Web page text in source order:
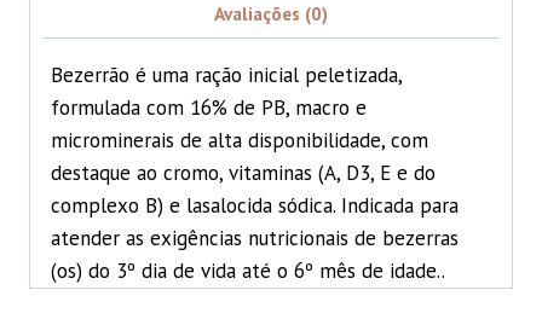
Avaliações (0)
Bezerrão é uma ração inicial peletizada,
formulada com 16% de PB, macro e
microminerais de alta disponibilidade, com
destaque ao cromo, vitaminas (A, D3, E e do
complexo B) e lasalocida sódica. Indicada para
atender as exigências nutricionais de bezerras
(os) do 3º dia de vida até o 6º mês de idade..